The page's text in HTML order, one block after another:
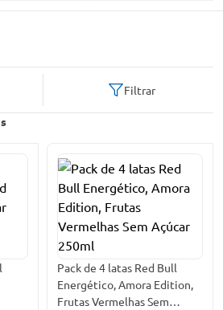
online
Filtrar
Pack de 4 latas Red Bull
Energético, Amora Edition,
Frutas Vermelhas Sem